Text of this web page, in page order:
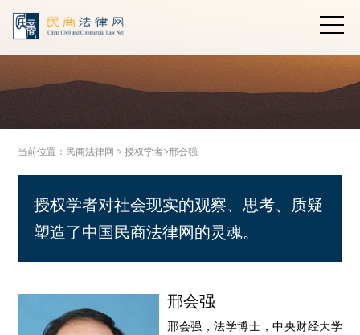
当前位置： 民商法律网 >授权学者>邢会强
授权学者对社会现实的观察、思考、质疑
塑造了中国民商法律网的灵魂。
邢会强
邢会强，法学博士，中央财经大学